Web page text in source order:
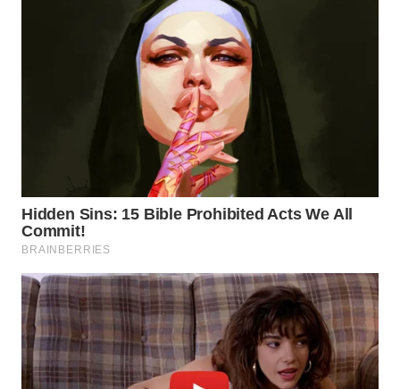
WN
KARO
SIMALUNGUN
WN
LABUHANBATU